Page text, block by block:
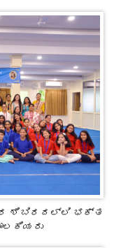
ಶಿಬಿರದಲ್ಲಿ ಭಕ್ತ